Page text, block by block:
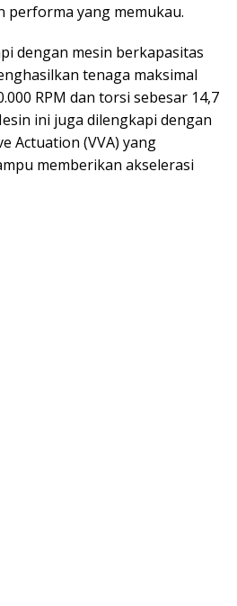
performa yang memukau.
dengan mesin berkapasitas
tenaga maksimal
RPM dan torsi sebesar 14,7
ini juga dilengkapi dengan
Actuation (VVA) yang
memberikan akselerasi